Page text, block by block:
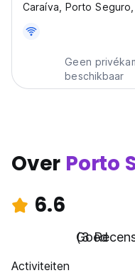
Caraíva, Porto
een ontspannen
Geen
beschikbaar
Over Porto
6.6
Goed
(3
Activiteiten